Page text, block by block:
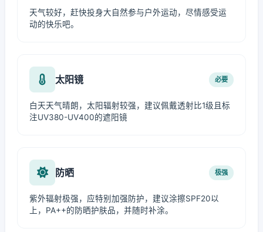
天气较好，赶快投身大自然参与户外运动，尽情感受运
动的快乐吧。
太阳镜 必要
白天天气晴朗，太阳辐射较强，建议佩戴透射比1级且标
注UV380-UV400的遮阳镜
防晒 极强
紫外辐射极强，应特别加强防护，建议涂擦SPF20以
上，PA++的防晒护肤品，并随时补涂。